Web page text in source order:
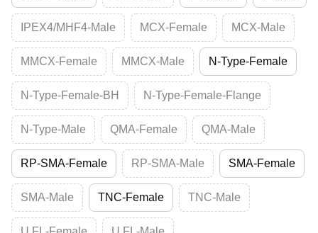
IPEX4/MHF4-Male MCX-Female MCX-Male
MMCX-Female MMCX-Male N-Type-Female
N-Type-Female-BH N-Type-Female-Flange
N-Type-Male QMA-Female QMA-Male
RP-SMA-Female RP-SMA-Male SMA-Female
SMA-Male TNC-Female TNC-Male